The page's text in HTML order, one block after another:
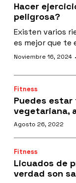
Hacer
peligrosa?
Existen varios
es mejor que te
Noviembre 16, 2024 ·
Fitness
Puedes
vegetariana,
Agosto 26, 2022
Fitness
Licuados de
verdad son